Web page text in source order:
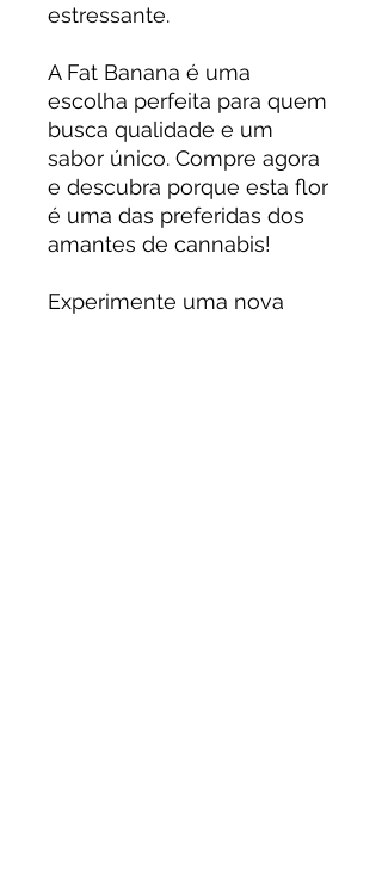
estressante.
A Fat Banana é uma
escolha perfeita para quem
busca qualidade e um
sabor único. Compre agora
e descubra porque esta flor
é uma das preferidas dos
amantes de cannabis!
Experimente uma nova